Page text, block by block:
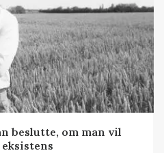
beslutte, om man vil